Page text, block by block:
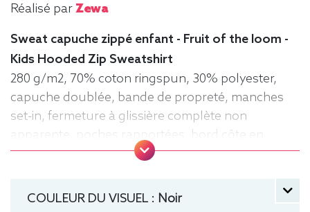
Réalisé parZewa
Sweat capuche zippé enfant - Fruit of the loom -
Kids Hooded Zip Sweatshirt
280 g/m2, 70% coton ringspun, 30% polyester,
capuche doublée, bande de propreté, manches
set-in, fermeture à glissière complète non
apparente, poches rapportées, bord côte en
coton/élasthanne à la taille et aux poignets pour
manche longue, Hiver, Fruit of the loom, Enfant,
COULEUR DU VISUEL : Noir